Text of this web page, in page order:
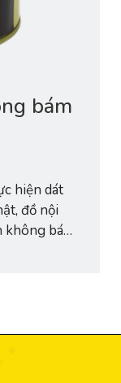
bám
hiện dát
đồ nội
bám